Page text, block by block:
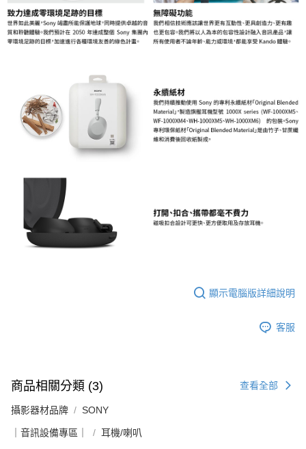
顯示電腦版詳細說明
客服
商品相關分類 (3) 查看全部
攝影器材品牌 SONY
｜音訊設備專區｜ 耳機/喇叭